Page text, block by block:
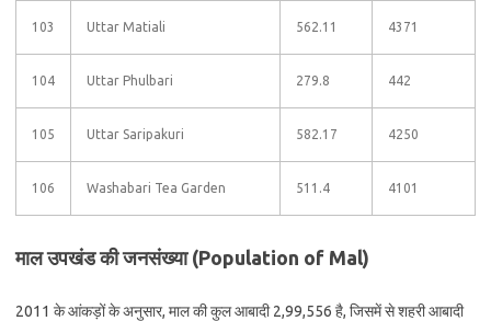
103 Uttar Matiali 562.11 4371
104 Uttar Phulbari 279.8 442
105 Uttar Saripakuri 582.17 4250
106 Washabari Tea Garden 511.4 4101
माल उपखंड की जनसंख्या (Population of Mal)
2011 के आंकड़ों के अनुसार, माल की कुल आबादी 2,99,556 है, जिसमें से शहरी आबादी